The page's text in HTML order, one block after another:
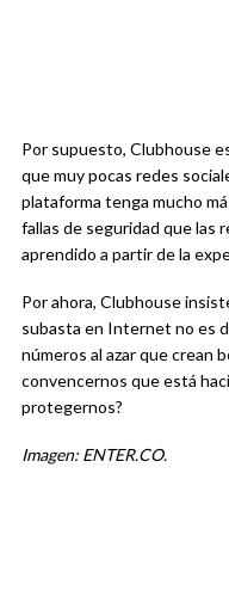
Por supuesto, Clubhouse
que muy pocas redes
plataforma tenga mucho
fallas de seguridad que las
aprendido a partir de la
Por ahora, Clubhouse
subasta en Internet no es
números al azar que crean
convencernos que está
protegernos?
Imagen: ENTER.CO.